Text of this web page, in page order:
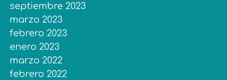
septiembre 2023
marzo 2023
febrero 2023
enero 2023
marzo 2022
febrero 2022